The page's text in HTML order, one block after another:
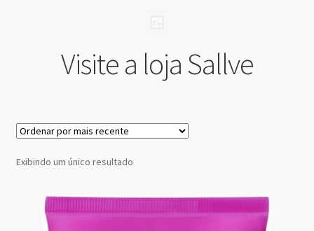
Visite a loja Sallve
Exibindo um único resultado